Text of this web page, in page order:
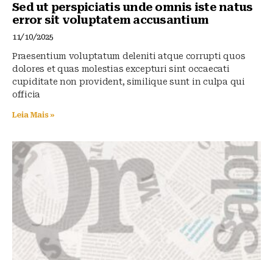
Sed ut perspiciatis unde omnis iste natus
error sit voluptatem accusantium
11/10/2025
Praesentium voluptatum deleniti atque corrupti quos
dolores et quas molestias excepturi sint occaecati
cupiditate non provident, similique sunt in culpa qui
officia
Leia Mais »